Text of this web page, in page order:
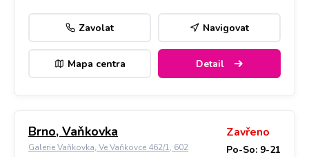
Zavolat Navigovat
Mapa centra Detail
Brno, Vaňkovka
Galerie Vaňkovka, Ve Vaňkovce 462/1, 602
Zavřeno
Po-So: 9-21